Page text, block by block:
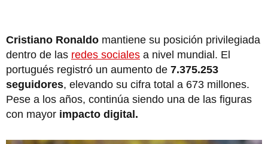
Cristiano Ronaldo mantiene su posición privilegiada
dentro de las redes sociales a nivel mundial. El
portugués registró un aumento de 7.375.253
seguidores, elevando su cifra total a 673 millones.
Pese a los años, continúa siendo una de las figuras
con mayor impacto digital.